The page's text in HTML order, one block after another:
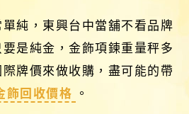
純，東興台中當舖不看品牌
是純金，金飾項鍊重量秤多
牌價來做收購，盡可能的帶
飾回收價格 。